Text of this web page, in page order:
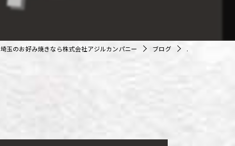
埼玉のお好み焼きなら株式会社アジルカンパニー ブログ .